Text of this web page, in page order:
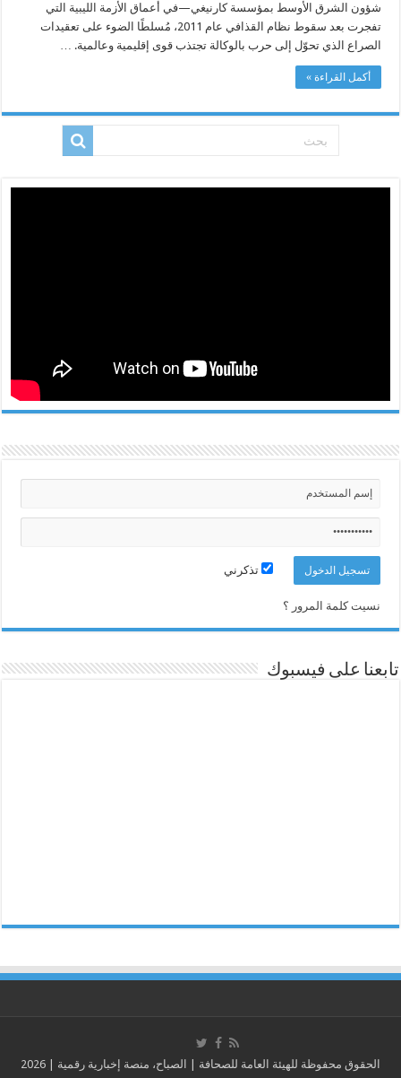
شؤون الشرق الأوسط بمؤسسة كارنيغي—في أعماق الأزمة الليبية التي
تفجرت بعد سقوط نظام القذافي عام 2011، مُسلطًا الضوء على تعقيدات
الصراع الذي تحوّل إلى حرب بالوكالة تجتذب قوى إقليمية وعالمية. …
أكمل القراءة »
تذكرني
نسيت كلمة المرور ؟
تابعنا على فيسبوك
الحقوق محفوظة للهيئة العامة للصحافة | الصباح، منصة إخبارية رقمية | 2026